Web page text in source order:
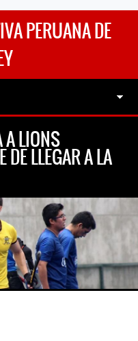
PERUANA DE
A LIONS
DE LLEGAR A LA